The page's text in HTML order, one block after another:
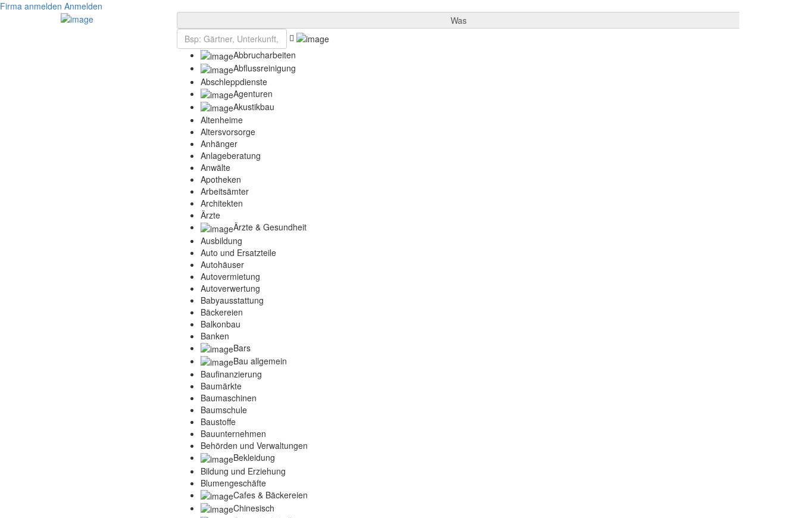
Firma anmelden Anmelden
Was
Abbrucharbeiten
Abflussreinigung
Abschleppdienste
Agenturen
Akustikbau
Altenheime
Altersvorsorge
Anhänger
Anlageberatung
Anwälte
Apotheken
Arbeitsämter
Architekten
Ärzte
Ärzte & Gesundheit
Ausbildung
Auto und Ersatzteile
Autohäuser
Autovermietung
Autoverwertung
Babyausstattung
Bäckereien
Balkonbau
Banken
Bars
Bau allgemein
Baufinanzierung
Baumärkte
Baumaschinen
Baumschule
Baustoffe
Bauunternehmen
Behörden und Verwaltungen
Bekleidung
Bildung und Erziehung
Blumengeschäfte
Cafes & Bäckereien
Chinesisch